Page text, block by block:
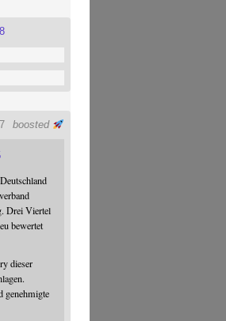
boosted
Drei Viertel
bewertet
dieser
genehmigte